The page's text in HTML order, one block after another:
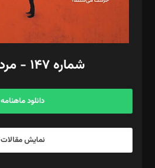
گرافیک و صفحه‌آرایی: سید‌سبحان‌علی ثابت
مد‌یر توسعه تجاری: کامبیز برید‌
امور مالی: شاپور رهبری، محمد‌ کاظمی‌نیا
آگهی و مشترکین: ۰۹۱۹۹۹۹۰۴۵۴
شماره ۱۴۷ - مرداد ۱۴۰۵
دانلود ماهنامه
نمایش مقالات